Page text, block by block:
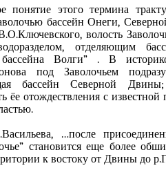
понятие этого термина
бассейн Онеги,
волость
отделяющим
Волги” . В историко-
под Заволочьем
бассейн Северной
ёе отождествления с
…после
становится еще более
к востоку от Двины до